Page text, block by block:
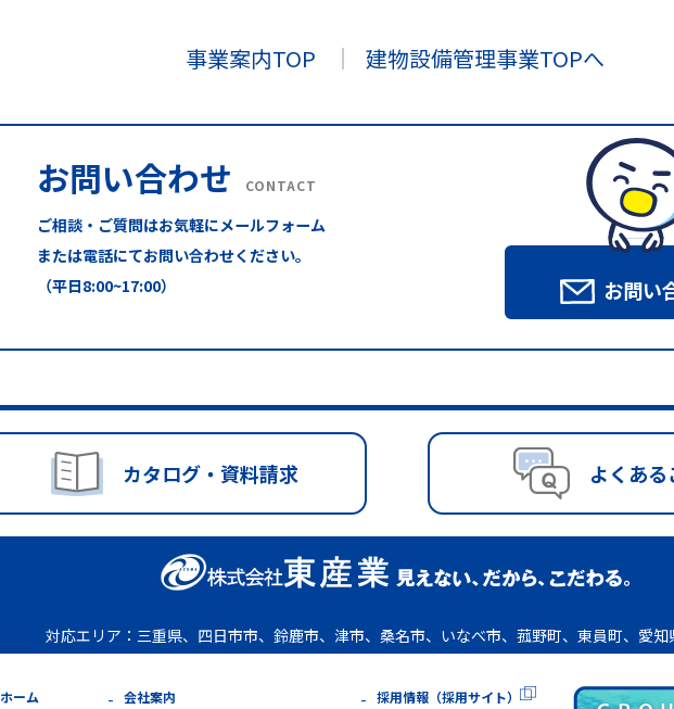
事業案内TOP 建物設備管理事業TOPへ
お問い合わせ CONTACT
ご相談・ご質問はお気軽にメールフォーム
または電話にてお問い合わせください。
（平日8:00~17:00）
お問い
カタログ・資料請求 よくあ
対応エリア： 三重県、四日市市、鈴鹿市、津市、桑名市、いなべ市、菰野町、東員町、愛知
ホーム
会社案内
採用情報（採用サイト）